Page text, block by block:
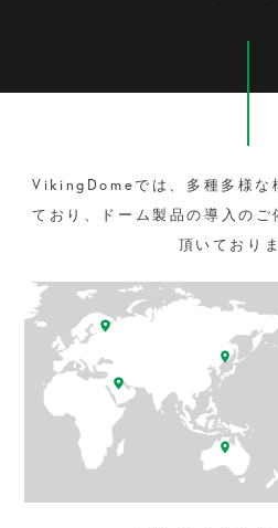
VikingDomeでは、多種多様な
ており、ドーム製品の導入のご
頂いており
商
プラ